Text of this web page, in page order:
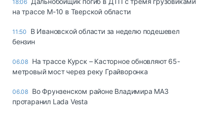
18:06
на трассе М-10 в Тверской области
11:50
В Ивановской области за неделю подешевел
бензин
06.08 На трассе Курск – Касторное обновляют 65-
метровый мост через реку Грайворонка
06.08 Во Фрунзенском районе Владимира МАЗ
протаранил Lada Vesta